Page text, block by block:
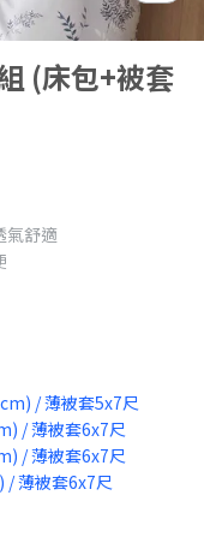
(床包+被套
氣舒適
/ 薄被套5x7尺
/ 薄被套6x7尺
/ 薄被套6x7尺
/ 薄被套6x7尺